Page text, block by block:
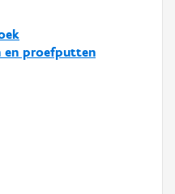
en proefputten